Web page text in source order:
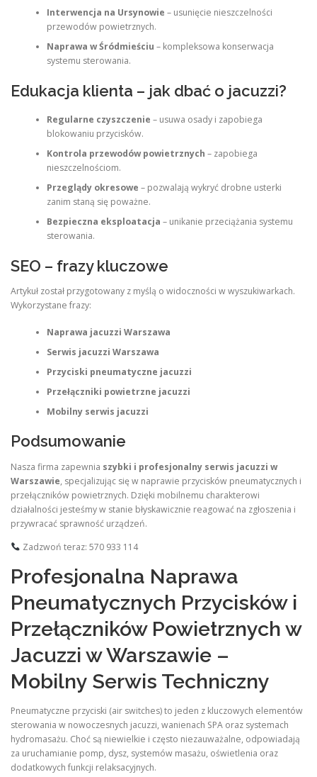
Interwencja na Ursynowie – usunięcie nieszczelności
przewodów powietrznych.
Naprawa w Śródmieściu – kompleksowa konserwacja
systemu sterowania.
Edukacja klienta – jak dbać o jacuzzi?
Regularne czyszczenie – usuwa osady i zapobiega
blokowaniu przycisków.
Kontrola przewodów powietrznych – zapobiega
nieszczelnościom.
Przeglądy okresowe – pozwalają wykryć drobne usterki
zanim staną się poważne.
Bezpieczna eksploatacja – unikanie przeciążania systemu
sterowania.
SEO – frazy kluczowe
Artykuł został przygotowany z myślą o widoczności w wyszukiwarkach.
Wykorzystane frazy:
Naprawa jacuzzi Warszawa
Serwis jacuzzi Warszawa
Przyciski pneumatyczne jacuzzi
Przełączniki powietrzne jacuzzi
Mobilny serwis jacuzzi
Podsumowanie
Nasza firma zapewnia szybki i profesjonalny serwis jacuzzi w
Warszawie, specjalizując się w naprawie przycisków pneumatycznych i
przełączników powietrznych. Dzięki mobilnemu charakterowi
działalności jesteśmy w stanie błyskawicznie reagować na zgłoszenia i
przywracać sprawność urządzeń.
Zadzwoń teraz: 570 933 114
Profesjonalna Naprawa
Pneumatycznych Przycisków i
Przełączników Powietrznych w
Jacuzzi w Warszawie –
Mobilny Serwis Techniczny
Pneumatyczne przyciski (air switches) to jeden z kluczowych elementów
sterowania w nowoczesnych jacuzzi, wanienach SPA oraz systemach
hydromasażu. Choć są niewielkie i często niezauważalne, odpowiadają
za uruchamianie pomp, dysz, systemów masażu, oświetlenia oraz
dodatkowych funkcji relaksacyjnych.